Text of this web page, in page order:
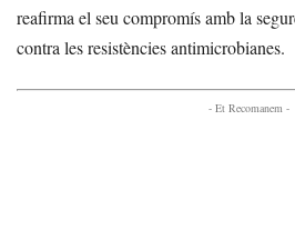
reafirma el seu compromís amb la
contra les resistències antimicrobianes.
- Et Recomanem -